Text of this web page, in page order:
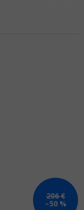
206 €
–50 %